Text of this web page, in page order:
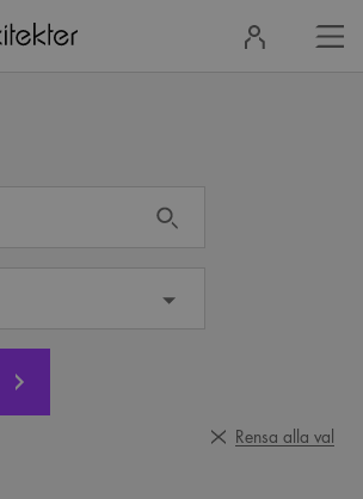
in
Rensa alla val